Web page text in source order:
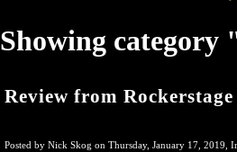
Showing
Review from Rockerstage
Posted by Nick Skog on Thursday, January 17, 2019,